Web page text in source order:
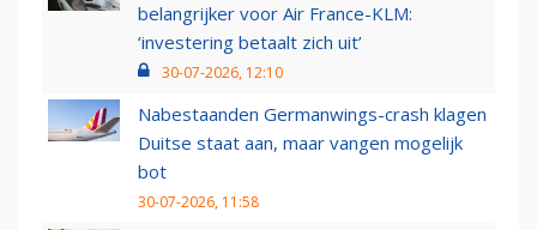
belangrijker voor Air France-KLM:
‘investering betaalt zich uit’
30-07-2026, 12:10
Nabestaanden Germanwings-crash klagen
Duitse staat aan, maar vangen mogelijk
bot
30-07-2026, 11:58